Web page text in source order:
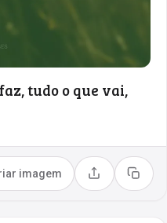
tudo o que vai,
imagem Compartilhar
Copiar